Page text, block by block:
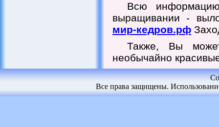
Всю
выращивании -
мир-кедров.рф
Также, Вы
необычайно
Все права защищены.